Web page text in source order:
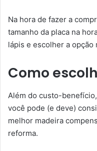
Na hora de fazer a
tamanho da placa na
lápis e escolher a opção
Como
Além do custo-
você pode (e deve)
melhor madeira
reforma.